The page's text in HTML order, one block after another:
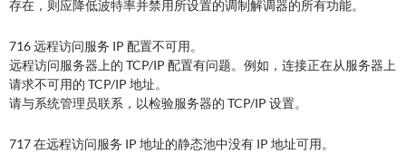
存在，则应降低波特率并禁用所设置的调制解调器的所有功能。
716 远程访问服务 IP 配置不可用。
远程访问服务器上的 TCP/IP 配置有问题。例如，连接正在从服务器上
请求不可用的 TCP/IP 地址。
请与系统管理员联系，以检验服务器的 TCP/IP 设置。
717 在远程访问服务 IP 地址的静态池中没有 IP 地址可用。